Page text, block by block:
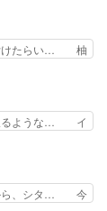
万里ちゃんの
話をｄアニメ
から… の活
れだ… キュア
キュ… キュアエ
い… キュアエク
ろいやん
質的にエク
付けたらい… 柚
天国… 玲夜さ
い… 玲夜のお
を… 主人公自分
… ヨミツガと
ノさんから玲
しの頂点に立
取るような… イ
シン… これっ
"… デラさんの
… 左さんと刀持
処も彼処も言
から、シタ… 今